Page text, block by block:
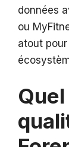
données
ou
atout